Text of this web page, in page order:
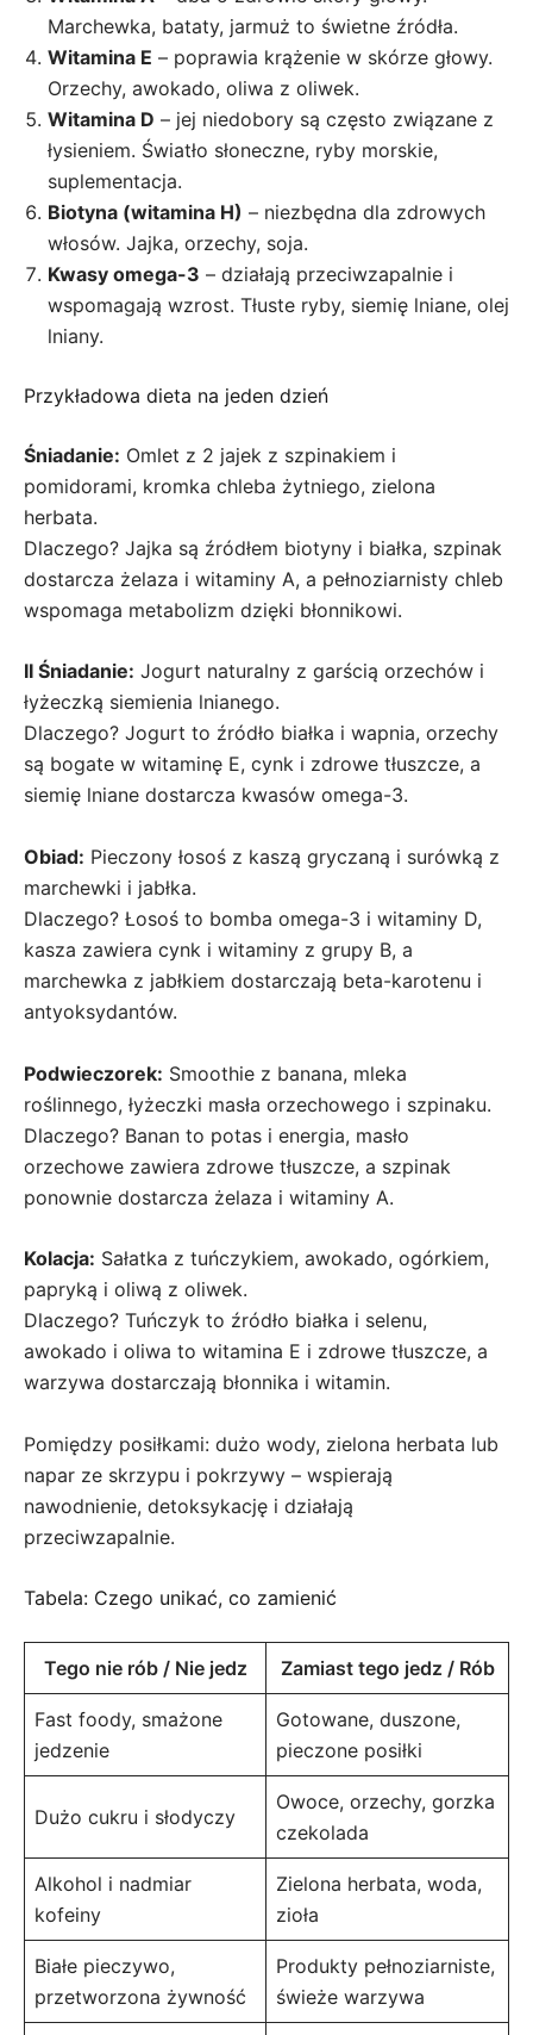
Marchewka, bataty, jarmuż to świetne źródła.
Witamina E – poprawia krążenie w skórze głowy.
Orzechy, awokado, oliwa z oliwek.
Witamina D – jej niedobory są często związane z
łysieniem. Światło słoneczne, ryby morskie,
suplementacja.
Biotyna (witamina H) – niezbędna dla zdrowych
włosów. Jajka, orzechy, soja.
Kwasy omega-3 – działają przeciwzapalnie i
wspomagają wzrost. Tłuste ryby, siemię lniane, olej
lniany.
Przykładowa dieta na jeden dzień
Śniadanie: Omlet z 2 jajek z szpinakiem i
pomidorami, kromka chleba żytniego, zielona
herbata.
Dlaczego? Jajka są źródłem biotyny i białka, szpinak
dostarcza żelaza i witaminy A, a pełnoziarnisty chleb
wspomaga metabolizm dzięki błonnikowi.
II Śniadanie: Jogurt naturalny z garścią orzechów i
łyżeczką siemienia lnianego.
Dlaczego? Jogurt to źródło białka i wapnia, orzechy
są bogate w witaminę E, cynk i zdrowe tłuszcze, a
siemię lniane dostarcza kwasów omega-3.
Obiad: Pieczony łosoś z kaszą gryczaną i surówką z
marchewki i jabłka.
Dlaczego? Łosoś to bomba omega-3 i witaminy D,
kasza zawiera cynk i witaminy z grupy B, a
marchewka z jabłkiem dostarczają beta-karotenu i
antyoksydantów.
Podwieczorek: Smoothie z banana, mleka
roślinnego, łyżeczki masła orzechowego i szpinaku.
Dlaczego? Banan to potas i energia, masło
orzechowe zawiera zdrowe tłuszcze, a szpinak
ponownie dostarcza żelaza i witaminy A.
Kolacja: Sałatka z tuńczykiem, awokado, ogórkiem,
papryką i oliwą z oliwek.
Dlaczego? Tuńczyk to źródło białka i selenu,
awokado i oliwa to witamina E i zdrowe tłuszcze, a
warzywa dostarczają błonnika i witamin.
Pomiędzy posiłkami: dużo wody, zielona herbata lub
napar ze skrzypu i pokrzywy – wspierają
nawodnienie, detoksykację i działają
przeciwzapalnie.
Tabela: Czego unikać, co zamienić
Tego nie rób / Nie jedz Zamiast tego jedz / Rób
Fast foody, smażone
jedzenie
Gotowane, duszone,
pieczone posiłki
Dużo cukru i słodyczy
Owoce, orzechy, gorzka
czekolada
Alkohol i nadmiar
kofeiny
Zielona herbata, woda,
zioła
Białe pieczywo,
przetworzona żywność
Produkty pełnoziarniste,
świeże warzywa